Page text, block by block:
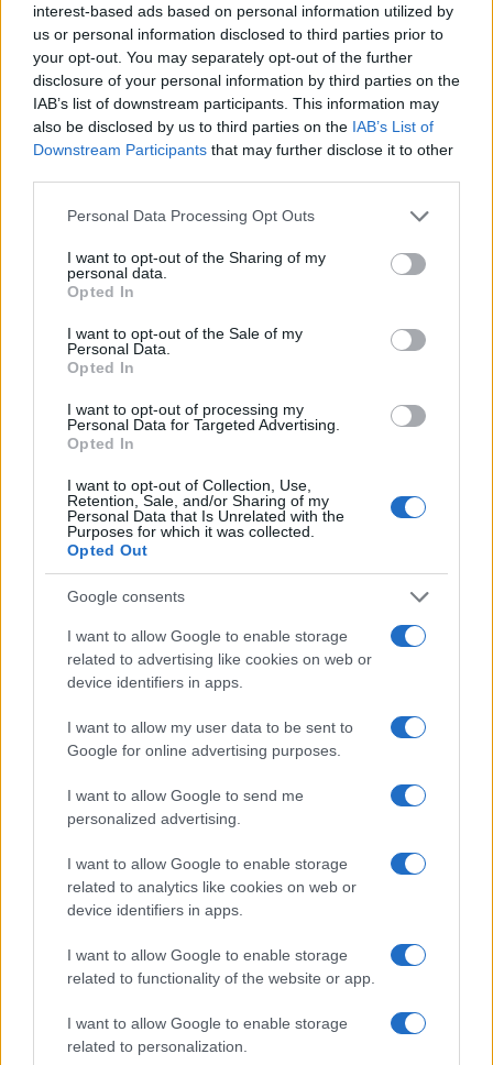
interest-based ads based on personal information utilized by
us or personal information disclosed to third parties prior to
your opt-out. You may separately opt-out of the further
disclosure of your personal information by third parties on the
IAB’s list of downstream participants. This information may
also be disclosed by us to third parties on the IAB’s List of
Downstream Participants that may further disclose it to other
Please note that this website/app uses one or more Google
not limited to your visit or usage behaviour. You may click to
grant or deny consent to Google and its third-party tags to
use your data for below specified purposes in below Google
consent section.
Personal Data Processing Opt Outs
I want to opt-out of the Sharing of my
personal data.
Opted In
I want to opt-out of the Sale of my
Personal Data.
Opted In
I want to opt-out of processing my
Personal Data for Targeted Advertising.
Opted In
I want to opt-out of Collection, Use,
Retention, Sale, and/or Sharing of my
Personal Data that Is Unrelated with the
Purposes for which it was collected.
Opted Out
Google consents
I want to allow Google to enable storage
related to advertising like cookies on web or
device identifiers in apps.
I want to allow my user data to be sent to
Google for online advertising purposes.
I want to allow Google to send me
personalized advertising.
I want to allow Google to enable storage
related to analytics like cookies on web or
device identifiers in apps.
I want to allow Google to enable storage
related to functionality of the website or app.
I want to allow Google to enable storage
related to personalization.
Ο Μητσοτάκης
συναντήθηκε με τον
Αγγελούδη: Θα
έχουμε μία καινούργια
ΔΕΘ το 2030 και έναν
της πόλης
5 Αυγούστου 2026, 4:36 μμ
Θα απέχει από τα
καθήκοντα του ο
Μητροπολίτης
Ειρηναίος λόγω
λοίμωξης του
ΤΟΠΙΚΉ ΕΠΙΚΑΙΡΌΤΗΤΑ
Συλλείτουργο για τα
1.400 χρόνια του
Ακαθίστου Ύμνου στη
Βασιλική του Αγίου
Αχιλλίου
5 Αυγούστου 2026, 4:00 μμ
ΡΕΠΟΡΤΆΖ
ΑΝΚΟ στην
Περιφέρεια Δυτικής
σύμβουλοι της
μειοψηφίας Κιάνας
και Βόσδου
5 Αυγούστου 2026, 3:30 μμ
ΑΘΛΗΤΙΚΈΣ ΕΚΠΟΜΠΈΣ
Δυτική Μακεδονία
(και η Κοζάνη) στο
αριθμοί των μόνιμων
διορισμών
εκπαιδευτικών
εκθέτουν τις
Κάθετος Οδικός
Άξονας, Ε 65-Οι
χίλια κακά της Μοίρας
μας… – Γράφει ο
Γιάννης Στρατάκης, π.
Νομάρχης Φλώρινας,